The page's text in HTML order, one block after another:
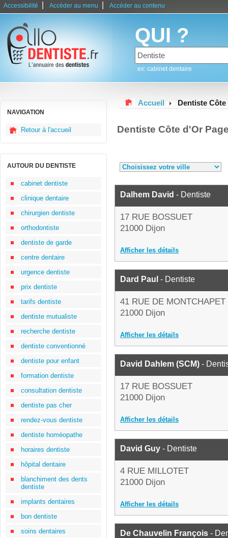
Accessibilité Accéder au menu Accéder au contenu
QUI ?
ex: cabinet dentaire
NAVIGATION
Retour à l'accueil
AUTOUR DU DENTISTE
cabinet dentiste
clinique dentaire
chirurgien dentiste
orthodontiste
dentiste de garde
centre dentaire
urgence dentiste
prix dentiste
tarifs dentiste
dentiste mutualiste
recherche dentiste
dentiste conventionné
dentiste pour enfant
formation dentiste
consultation dentiste
dentiste pas cher
rendez-vous dentiste
dentiste homéopathe
horaires dentiste
hôpital dentaire
blanchiment des dents
dentiste
implants dentaires
bon dentiste
soins dentaires
Accueil Dentiste
Dentiste Côte d'Or
Dalhem David - Dentiste
17 RUE BOSSUET
21000 Dijon
Afficher les détails
Dard Paul - Dentiste
41 RUE DE MONTCHAPET
21000 Dijon
Afficher les détails
David Dahlem (SCM) -
17 RUE BOSSUET
21000 Dijon
Afficher les détails
David Guy - Dentiste
4 RUE MILLOTET
21000 Dijon
Afficher les détails
De Chauvelin François -